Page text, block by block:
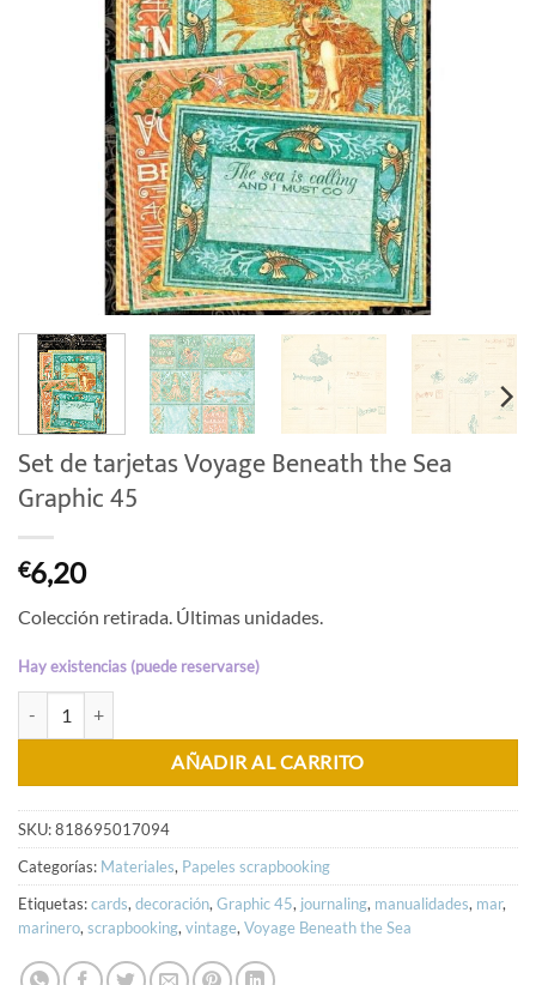
Set de tarjetas Voyage Beneath the Sea
Graphic 45
€6,20
Colección retirada. Últimas unidades.
Hay existencias (puede reservarse)
AÑADIR AL CARRITO
SKU:818695017094
Categorías: Materiales, Papeles scrapbooking
Etiquetas:cards,decoración,Graphic 45, journaling, manualidades, mar,
marinero,scrapbooking,vintage,Voyage Beneath the Sea